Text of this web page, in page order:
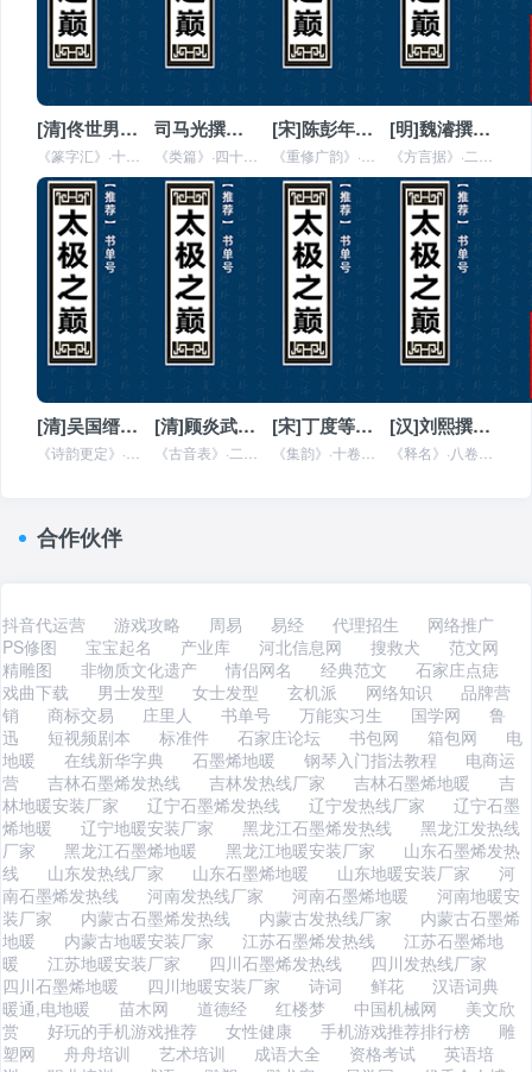
[清]佟世男编《篆字汇》全文在线阅读 司马光撰《类篇》全文在线阅读 [宋]陈彭年、邱雍等奉敕撰《重修广韵》全文在线阅读 [明]魏濬撰《方言据》全文在线阅读
[清]吴国缙编《诗韵更定》全文在线阅读 [清]顾炎武撰《古音表》全文在线阅读 [宋]丁度等奉敕撰《集韵》全文在线阅读 [汉]刘熙撰《释名》全文在线阅读
合作伙伴
抖音代运营 游戏攻略 周易 易经 代理招生
网络推广
PS修图
宝宝起名 产业库 河北信息网 搜救犬
范文网
精雕图
非物质文化遗产 情侣网名 经典范文
石家庄点痣
戏曲下载
男士发型 女士发型 玄机派 网络知识
品牌营
销
商标交易 庄里人 书单号 万能实习生 国学网
鲁
迅
短视频剧本 标准件 石家庄论坛 书包网 箱包网
电
地暖
在线新华字典 石墨烯地暖 钢琴入门指法教程
电商运
营
吉林石墨烯发热线 吉林发热线厂家 吉林石墨烯地暖
吉
林地暖安装厂家
辽宁石墨烯发热线 辽宁发热线厂家
辽宁石墨
烯地暖
辽宁地暖安装厂家 黑龙江石墨烯发热线
黑龙江发热线
厂家
黑龙江石墨烯地暖 黑龙江地暖安装厂家
山东石墨烯发热
线
山东发热线厂家 山东石墨烯地暖 山东地暖安装厂家
河
南石墨烯发热线
河南发热线厂家 河南石墨烯地暖
河南地暖安
装厂家
内蒙古石墨烯发热线 内蒙古发热线厂家
内蒙古石墨烯
地暖
内蒙古地暖安装厂家 江苏石墨烯发热线
江苏石墨烯地
暖
江苏地暖安装厂家 四川石墨烯发热线
四川发热线厂家
四川石墨烯地暖
四川地暖安装厂家 诗词 鲜花
汉语词典
暖通,电地暖
苗木网 道德经 红楼梦 中国机械网
美文欣
赏
好玩的手机游戏推荐 女性健康 手机游戏推荐排行榜
雕
塑网
舟舟培训 艺术培训 成语大全 资格考试
英语培